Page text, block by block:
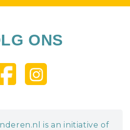
ONS
is an initiative of